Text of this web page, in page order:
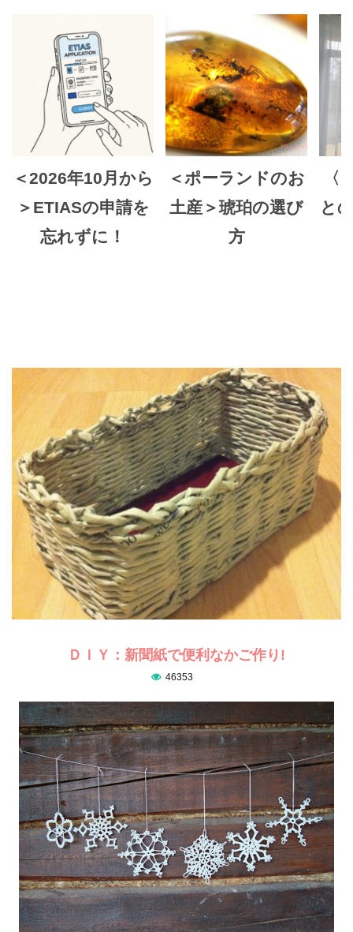
＜2026年10月から
＞ETIASの申請を
忘れずに！
＜ポーランドのお
土産＞琥珀の選び
方
〈
と
ＤＩＹ：新聞紙で便利なかご作り!
46353